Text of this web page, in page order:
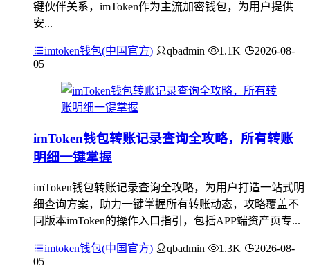
键伙伴关系，imToken作为主流加密钱包，为用户提供
安...
imtoken钱包(中国官方) qbadmin 1.1K
2026-08-
05
imToken钱包转账记录查询全攻略，所有转账
明细一键掌握
imToken钱包转账记录查询全攻略，为用户打造一站式明
细查询方案，助力一键掌握所有转账动态，攻略覆盖不
同版本imToken的操作入口指引，包括APP端资产页专...
imtoken钱包(中国官方) qbadmin 1.3K
2026-08-
05